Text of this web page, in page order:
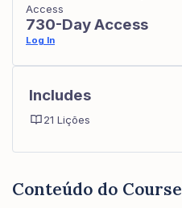
Conteúdo do Course
Access
730-Day Access
Log In
Includes
21 Lições